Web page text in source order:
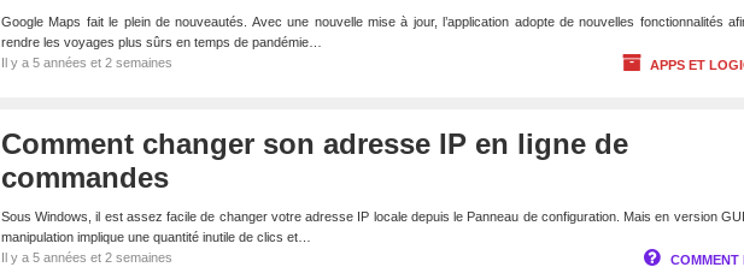
Google Maps fait le plein de nouveautés. Avec une nouvelle mise à jour, l’application adopte de nouvelles fonctionnalités
rendre les voyages plus sûrs en temps de pandémie…
Il y a 5 années et 2 semaines
APPS ET
Comment changer son adresse IP en ligne de
commandes
Sous Windows, il est assez facile de changer votre adresse IP locale depuis le Panneau de configuration. Mais en version
manipulation implique une quantité inutile de clics et…
Il y a 5 années et 2 semaines
COMMENT